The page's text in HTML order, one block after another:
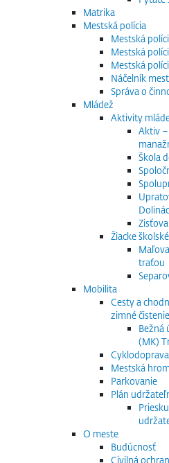
Matrika
Mestská polícia
Mestská
Mestská
Mestská
Náčelník
Správa o
Mládež
Aktivity
Aktiv
Škola
Žiacke
traťou
Mobilita
Cesty a
zimné čistenie
Bežná
(MK)
Cyklodoprava
Mestská
Parkovanie
Plán
O meste
Budúcnosť
Civilná